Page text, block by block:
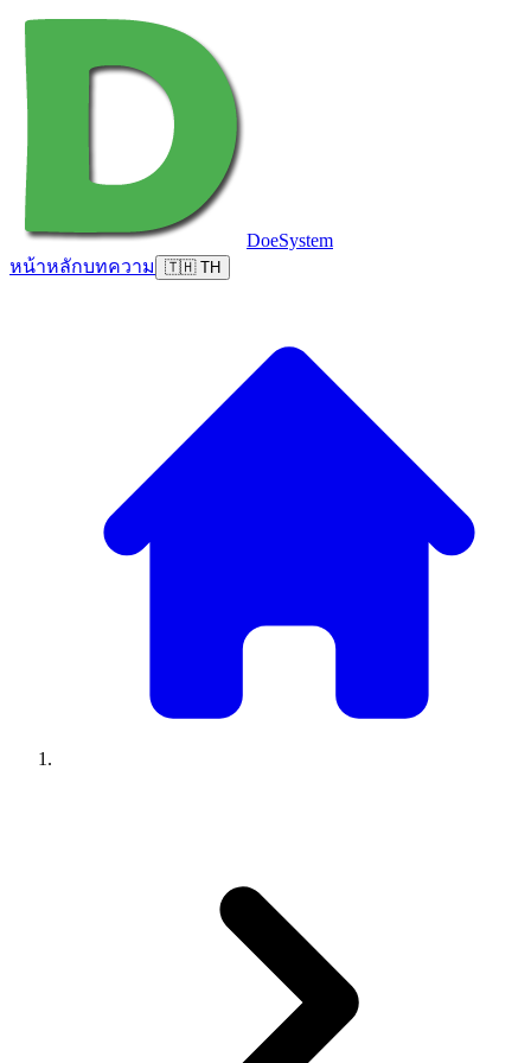
DoeSystem
หน้าหลักบทความ 🇹🇭 TH